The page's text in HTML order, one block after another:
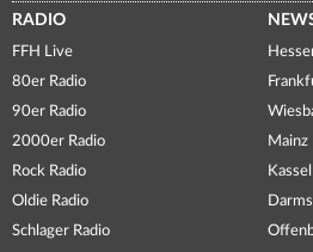
RADIO
FFH Live
80er Radio
90er Radio
2000er Radio
Rock Radio
Oldie Radio
Schlager Radio
Mainz